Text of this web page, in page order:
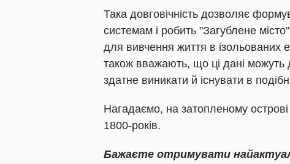
Така довговічність дозволяє
системам і робить "Загублене
для вивчення життя в ізольованих
також вважають, що ці дані можуть
здатне виникати й існувати в
Нагадаємо, на затопленому
1800-років.
Бажаєте отримувати